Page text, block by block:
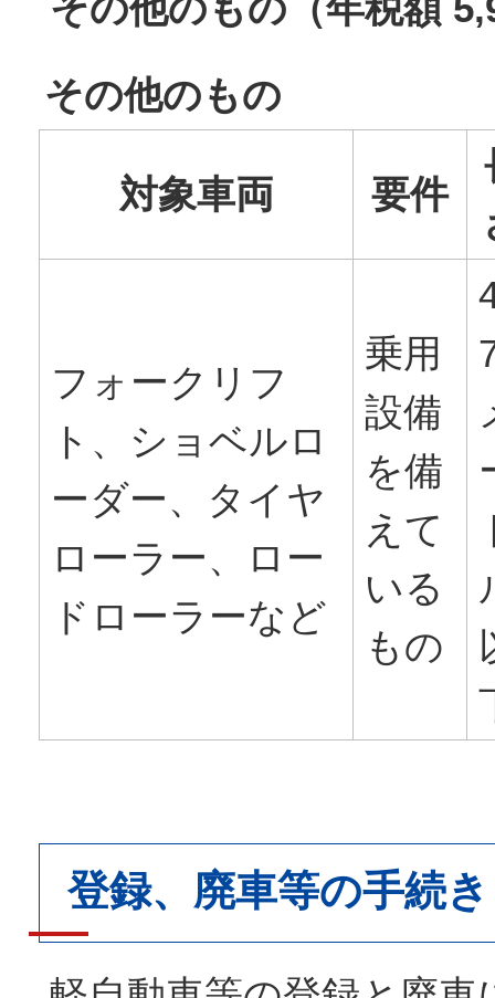
その他のもの
対象車両 要件
フォークリフ
ト、ショベルロ
ーダー、タイヤ
ローラー、ロー
ドローラーなど
乗用
設備
を備
えて
いる
もの
登録、廃車等の手続き